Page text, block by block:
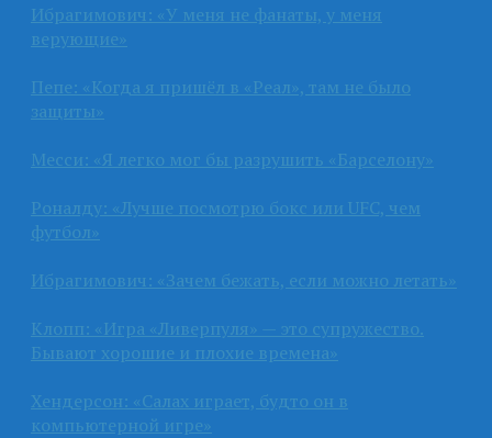
Ибрагимович: «У меня не фанаты, у меня
верующие»
Пепе: «Когда я пришёл в «Реал», там не было
защиты»
Месси: «Я легко мог бы разрушить «Барселону»
Роналду: «Лучше посмотрю бокс или UFC, чем
футбол»
Ибрагимович: «Зачем бежать, если можно летать»
Клопп: «Игра «Ливерпуля» — это супружество.
Бывают хорошие и плохие времена»
Хендерсон: «Салах играет, будто он в
компьютерной игре»